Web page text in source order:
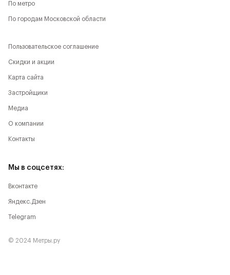
По метро
По городам Московской области
Пользовательское соглашение
Скидки и акции
Карта сайта
Застройщики
Медиа
О компании
Контакты
Мы в соцсетях:
Вконтакте
Яндекс.Дзен
Telegram
© 2024 Метры.ру